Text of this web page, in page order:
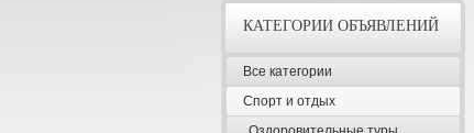
КАТЕГОРИИ ОБЪЯВЛЕНИЙ
Все категории
Спорт и отдых